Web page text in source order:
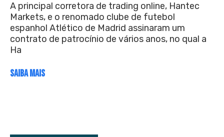
A principal corretora de trading online, Hantec
Markets, e o renomado clube de futebol
espanhol Atlético de Madrid assinaram um
contrato de patrocínio de vários anos, no qual a
Ha
SAIBA MAIS